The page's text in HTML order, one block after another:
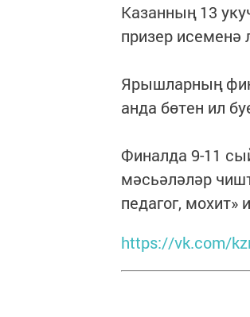
Казанның 13
призер исеменә
Ярышларның
анда бөтен ил
Финалда 9-11
мәсьәләләр
педагог, мохит»
https://vk.com/